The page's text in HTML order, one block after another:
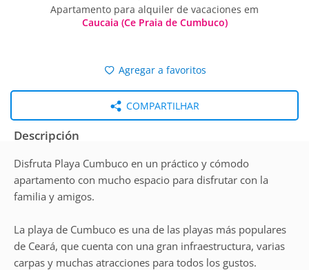
Apartamento para alquiler de vacaciones em
Caucaia (Ce Praia de Cumbuco)
Agregar a favoritos
COMPARTILHAR
Descripción
Disfruta Playa Cumbuco en un práctico y cómodo
apartamento con mucho espacio para disfrutar con la
familia y amigos.
La playa de Cumbuco es una de las playas más populares
de Ceará, que cuenta con una gran infraestructura, varias
carpas y muchas atracciones para todos los gustos.